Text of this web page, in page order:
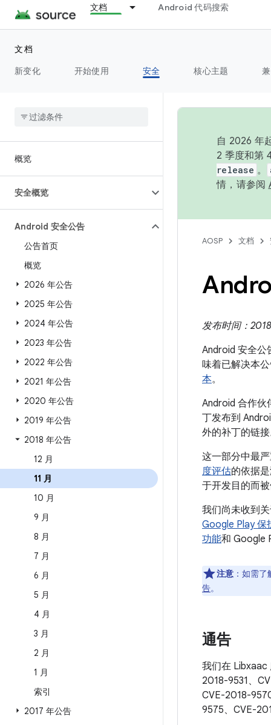
文档 Android 代码搜索
文档
新变化
开始使用 安全 核心主题
概览
安全概览
Android 安全公告
公告首页
概览
2026 年公告
2025 年公告
2024 年公告
2023 年公告
2022 年公告
2021 年公告
2020 年公告
2019 年公告
2018 年公告
12 月
11 月
10 月
9 月
8 月
7 月
6 月
5 月
4 月
3 月
2 月
1 月
索引
2017 年公告
自 2026 年
2 季度和第
release 。
情，请参阅
AOSP 文档
发布时间：
Android 安全公
味着已解决本
本。
Android 合作伙
丁发布到
外的补丁的链接
这一部分中最
度评估的依据
于开发目的而被
我们尚未收到
Google Play 保
功能和 Google
注意 ：如需
告。
通告
我们在
2018-9531、
CVE-2018-
9575、CVE-